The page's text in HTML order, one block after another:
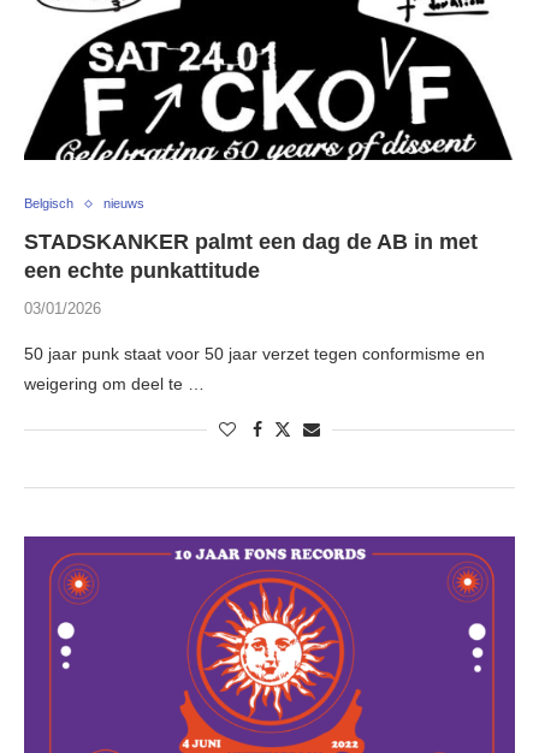
Belgisch nieuws
STADSKANKER palmt een dag de AB in met
een echte punkattitude
03/01/2026
50 jaar punk staat voor 50 jaar verzet tegen conformisme en
weigering om deel te …